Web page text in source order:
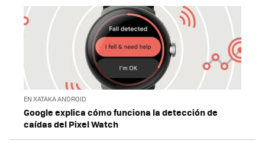
EN XATAKA ANDROID
Google explica cómo funciona la detección de
caídas del Pixel Watch